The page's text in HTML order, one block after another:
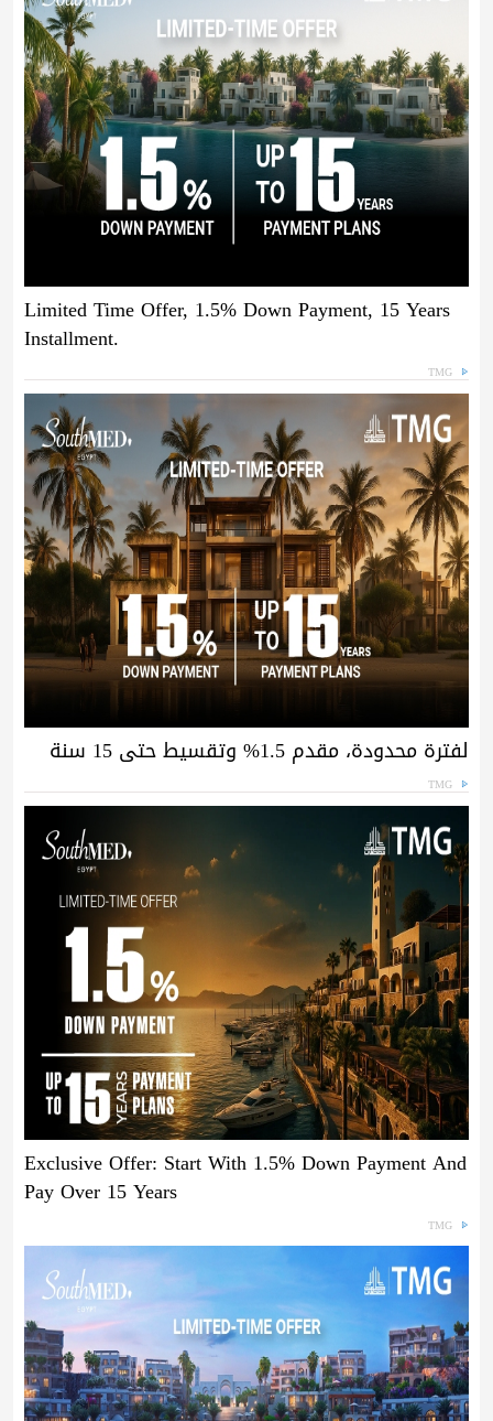
Limited Time Offer, 1.5% Down Payment, 15 Years
Installment.
TMG
لفترة محدودة، مقدم 1.5% وتقسيط حتى 15 سنة
TMG
Exclusive Offer: Start With 1.5% Down Payment And
Pay Over 15 Years
TMG